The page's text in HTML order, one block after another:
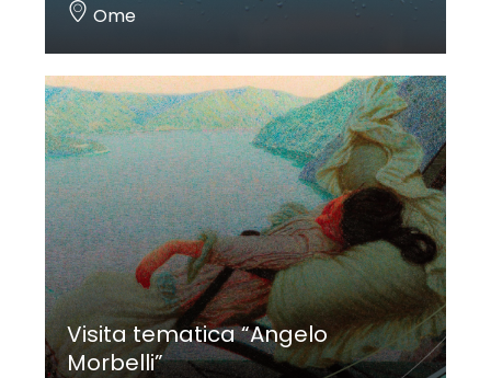
Ome
Visita tematica “Angelo
Morbelli”